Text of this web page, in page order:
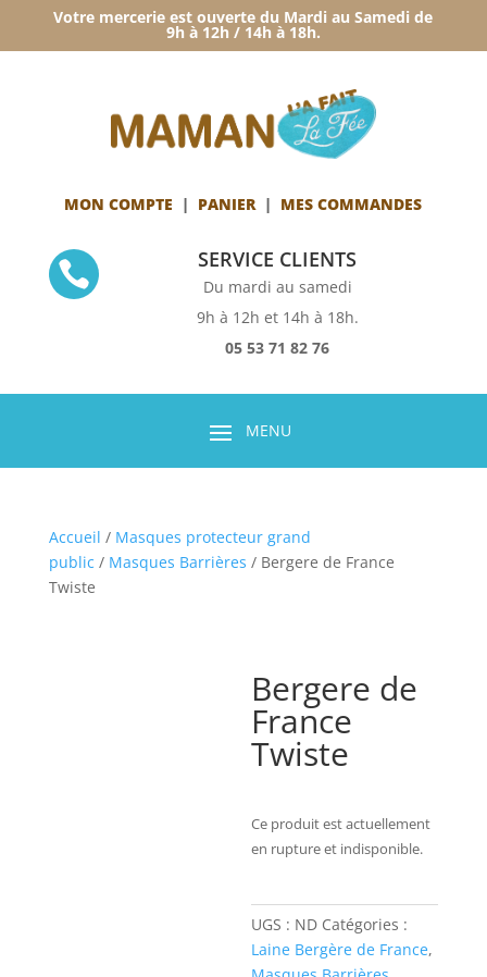
Votre mercerie est ouverte du Mardi au Samedi de
9h à 12h / 14h à 18h.
MON COMPTE | PANIER | MES COMMANDES
 SERVICE CLIENTS
Du mardi au samedi
9h à 12h et 14h à 18h.
05 53 71 82 76
Accueil / Masques protecteur grand
public / Masques Barrières / Bergere de France
Twiste
Bergere de
France
Twiste
Ce produit est actuellement
en rupture et indisponible.
UGS : ND Catégories :
Laine Bergère de France,